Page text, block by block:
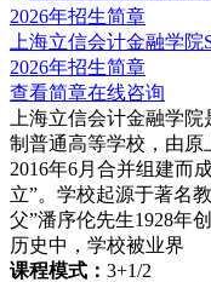
上海立信会计金融学
2026年招生简章
查看简章在线咨询
上海立信会计金融学
制普通高等学校，由
2016年6月合并组建而
立”。学校起源于著名
父”潘序伦先生1928年
历史中，学校被业界
课程模式： 3+1/2